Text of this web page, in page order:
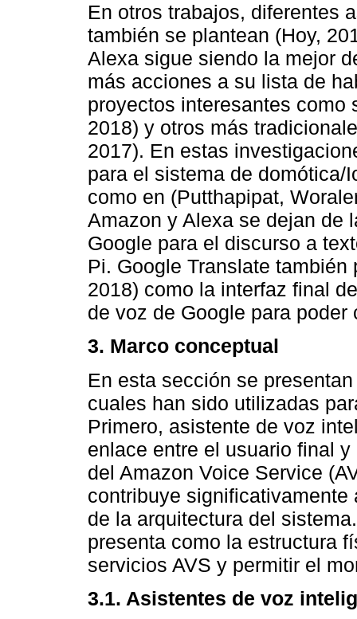
En otros trabajos, diferentes
también se plantean (Hoy,
Alexa sigue siendo la mejor
más acciones a su lista de
proyectos interesantes como
2018) y otros más
2017). En estas
para el sistema de domótica/
como en (Putthapipat,
Amazon y Alexa se dejan de
Google para el discurso a
Pi. Google Translate
2018) como la interfaz final
de voz de Google para
3. Marco conceptual
En esta sección se
cuales han sido utilizadas
Primero, asistente de voz
enlace entre el usuario final
del Amazon Voice Service
contribuye
de la arquitectura del
presenta como la estructura
servicios AVS y permitir el
3.1. Asistentes de voz